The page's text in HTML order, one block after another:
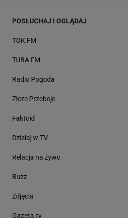
POSŁUCHAJ I OGLĄDAJ
TOK FM
TUBA FM
Radio Pogoda
Złote Przeboje
Faktoid
Dzisiaj w TV
Relacja na żywo
Buzz
Zdjęcia
Gazeta.tv